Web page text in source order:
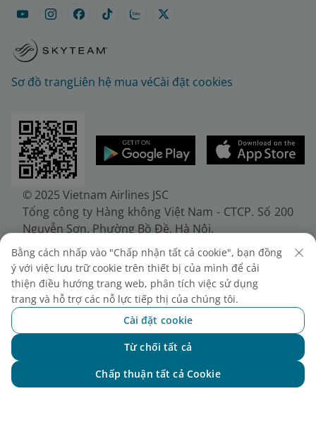
Sơ đồ trangLiên hệ mua véCài đặt cookies
© 2025 Vietnam Airlines JSC
Tổng công ty Hàng không Việt Nam - CTCP. Số 200
Nguyễn Sơn, Phường Bồ Đề, Hà Nội.
Điện thoại: (+84-24) 38272289. Fax: (+84-24)
38722375
Giấy chứng nhận đăng ký doanh nghiệp, mã số
doanh nghiệp 0100107518, đăng ký lần đầu ngày
30/6/2010, đăng ký thay đổi lần thứ 10 ngày
24/7/2025, cấp bởi Sở Tài chính Thành phố Hà Nội.
Bằng cách nhấp vào "Chấp nhận tất cả cookie", bạn đồng
ý với việc lưu trữ cookie trên thiết bị của mình để cải
thiện điều hướng trang web, phân tích việc sử dụng
trang và hỗ trợ các nỗ lực tiếp thị của chúng tôi.
Cài đặt cookie
Từ chối tất cả
Chấp thuận tất cả Cookie